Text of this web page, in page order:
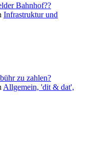
Bahnhof??
Infrastruktur und
zu zahlen?
Allgemein, 'dit & dat',